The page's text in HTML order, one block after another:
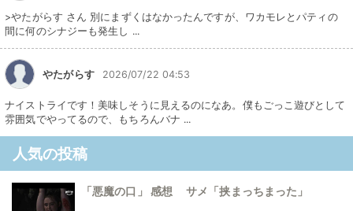
>やたがらす さん 別にまずくはなかったんですが、ワカモレとパティの
間に何のシナジーも発生し ...
やたがらす 2026/07/22 04:53
ナイストライです！美味しそうに見えるのになあ。僕もごっこ遊びとして
雰囲気でやってるので、もちろんバナ ...
人気の投稿
「悪魔の口」 感想 サメ「挟まっちまった」